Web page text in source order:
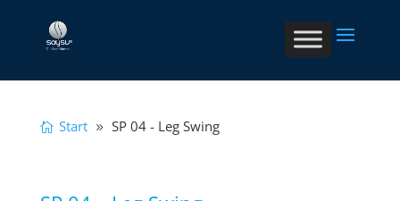
Start SP 04 - Leg Swing